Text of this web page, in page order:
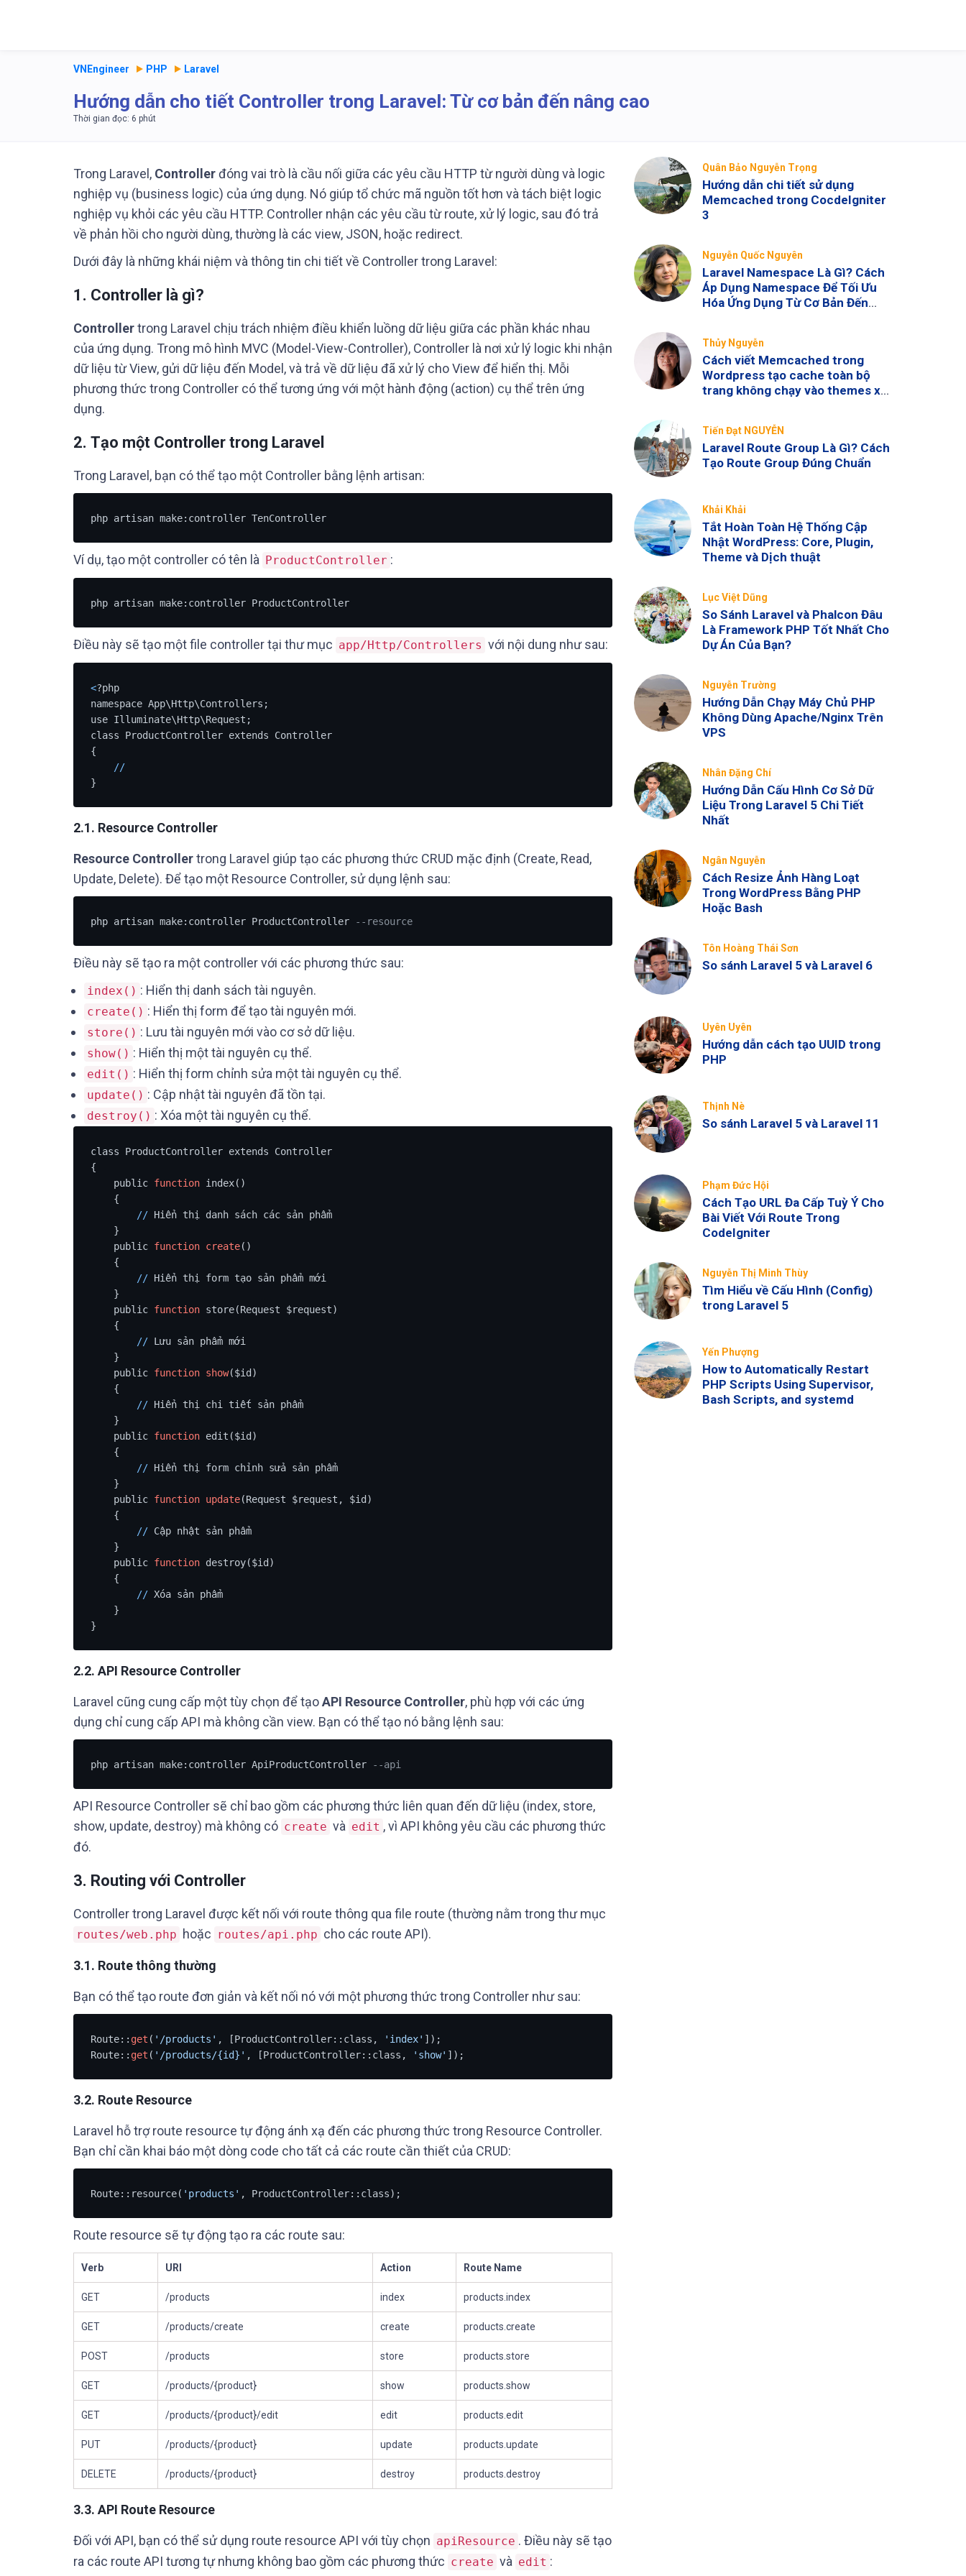
VNEngineer PHP Laravel
Hướng dẫn cho tiết Controller trong Laravel: Từ cơ bản đến nâng cao
Trong Laravel, Controllerđóng vai trò là cầu nối giữa các yêu cầu HTTP từ người dùng và logic
nghiệp vụ (business logic) của ứng dụng. Nó giúp tổ chức mã nguồn tốt hơn và tách biệt logic
nghiệp vụ khỏi các yêu cầu HTTP. Controller nhận các yêu cầu từ route, xử lý logic, sau đó trả
về phản hồi cho người dùng, thường là các view, JSON, hoặc redirect.
Dưới đây là những khái niệm và thông tin chi tiết về Controller trong Laravel:
1. Controller là gì?
Controllertrong Laravel chịu trách nhiệm điều khiển luồng dữ liệu giữa các phần khác nhau
của ứng dụng. Trong mô hình MVC (Model-View-Controller), Controller là nơi xử lý logic khi nhận
dữ liệu từ View, gửi dữ liệu đến Model, và trả về dữ liệu đã xử lý cho View để hiển thị. Mỗi
phương thức trong Controller có thể tương ứng với một hành động (action) cụ thể trên ứng
dụng.
2. Tạo một Controller trong Laravel
Trong Laravel, bạn có thể tạo một Controller bằng lệnh artisan:
php artisan make:controller TenController
Ví dụ, tạo một controller có tên là ProductController :
php artisan make:controller ProductController
Điều này sẽ tạo một file controller tại thư mục app/Http/Controllers với nội dung như sau:
<?php
namespace App\Http\Controllers;
use Illuminate\Http\Request;
class ProductController extends Controller
{
//
2.1. Resource Controller
Resource Controllertrong Laravel giúp tạo các phương thức CRUD mặc định (Create, Read,
Update, Delete). Để tạo một Resource Controller, sử dụng lệnh sau:
php artisan make:controller ProductController --resource
Điều này sẽ tạo ra một controller với các phương thức sau:
index() : Hiển thị danh sách tài nguyên.
create() : Hiển thị form để tạo tài nguyên mới.
store() : Lưu tài nguyên mới vào cơ sở dữ liệu.
show() : Hiển thị một tài nguyên cụ thể.
edit() : Hiển thị form chỉnh sửa một tài nguyên cụ thể.
update() : Cập nhật tài nguyên đã tồn tại.
destroy() : Xóa một tài nguyên cụ thể.
class ProductController extends Controller
{
    public
function index()
// Hiển thị danh sách các sản phẩm
    public
function create()
// Hiển thị form tạo sản phẩm mới
    public
function store(Request $request)
// Lưu sản phẩm mới
    public
function show($id)
// Hiển thị chi tiết sản phẩm
    public
function edit($id)
// Hiển thị form chỉnh sửa sản phẩm
    public
function update(Request $request, $id)
// Cập nhật sản phẩm
    public
function destroy($id)
// Xóa sản phẩm
}
2.2. API Resource Controller
Laravel cũng cung cấp một tùy chọn để tạoAPI Resource Controller, phù hợp với các ứng
dụng chỉ cung cấp API mà không cần view. Bạn có thể tạo nó bằng lệnh sau:
php artisan make:controller ApiProductController --api
API Resource Controller sẽ chỉ bao gồm các phương thức liên quan đến dữ liệu (index, store,
show, update, destroy) mà không có create và edit , vì API không yêu cầu các phương thức
đó.
3. Routing với Controller
Controller trong Laravel được kết nối với route thông qua file route (thường nằm trong thư mục
routes/web.php hoặc routes/api.php cho các route API).
3.1. Route thông thường
Bạn có thể tạo route đơn giản và kết nối nó với một phương thức trong Controller như sau:
Route:: get ( '/products' , [ProductController::class, 'index' ]);
Route:: get ( '/products/{id}' , [ProductController::class, 'show' ]);
3.2. Route Resource
Laravel hỗ trợ route resource tự động ánh xạ đến các phương thức trong Resource Controller.
Bạn chỉ cần khai báo một dòng code cho tất cả các route cần thiết của CRUD:
Route::resource( 'products' , ProductController::class);
Route resource sẽ tự động tạo ra các route sau:
Verb URI Action Route Name
GET /products index products.index
GET /products/create create products.create
POST /products store products.store
GET /products/{product} show products.show
GET /products/{product}/edit edit products.edit
PUT /products/{product} update products.update
DELETE /products/{product} destroy products.destroy
3.3. API Route Resource
Đối với API, bạn có thể sử dụng route resource API với tùy chọn apiResource . Điều này sẽ tạo
ra các route API tương tự nhưng không bao gồm các phương thức create và edit :
Quân Bảo Nguyễn Trọng
Hướng dẫn chi tiết sử dụng
Memcached trong CocdeIgniter
3
Nguyễn Quốc Nguyên
Laravel Namespace Là Gì? Cách
Áp Dụng Namespace Để Tối Ưu
Hóa Ứng Dụng Từ Cơ Bản Đến
Thủy Nguyễn
Cách viết Memcached trong
Wordpress tạo cache toàn bộ
trang không chạy vào themes xử
Tiến Đạt NGUYỄN
Laravel Route Group Là Gì? Cách
Tạo Route Group Đúng Chuẩn
Khải Khải
Tắt Hoàn Toàn Hệ Thống Cập
Nhật WordPress: Core, Plugin,
Theme và Dịch thuật
Lục Việt Dũng
So Sánh Laravel và Phalcon Đâu
Là Framework PHP Tốt Nhất Cho
Dự Án Của Bạn?
Nguyễn Trường
Hướng Dẫn Chạy Máy Chủ PHP
Không Dùng Apache/Nginx Trên
VPS
Nhân Đặng Chí
Hướng Dẫn Cấu Hình Cơ Sở Dữ
Liệu Trong Laravel 5 Chi Tiết
Nhất
Ngân Nguyễn
Cách Resize Ảnh Hàng Loạt
Trong WordPress Bằng PHP
Hoặc Bash
Tôn Hoàng Thái Sơn
So sánh Laravel 5 và Laravel 6
Uyên Uyên
Hướng dẫn cách tạo UUID trong
PHP
Thịnh Nè
So sánh Laravel 5 và Laravel 11
Phạm Đức Hội
Cách Tạo URL Đa Cấp Tuỳ Ý Cho
Bài Viết Với Route Trong
CodeIgniter
Nguyễn Thị Minh Thùy
Tìm Hiểu về Cấu Hình (Config)
trong Laravel 5
Yến Phượng
How to Automatically Restart
PHP Scripts Using Supervisor,
Bash Scripts, and systemd